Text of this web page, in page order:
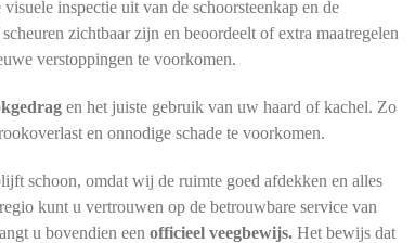
inspectie uit van de schoorsteenkap en de
zichtbaar zijn en beoordeelt of extra maatregelen
verstoppingen te voorkomen.
en het juiste gebruik van uw haard of kachel. Zo
en onnodige schade te voorkomen.
schoon, omdat wij de ruimte goed afdekken en alles
kunt u vertrouwen op de betrouwbare service van
u bovendien een officieel veegbewijs. Het bewijs dat